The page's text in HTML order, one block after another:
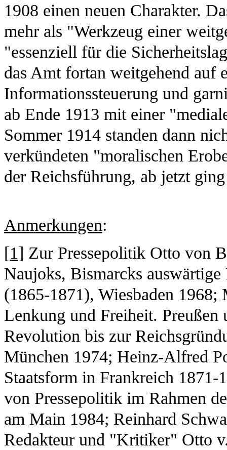
1908 einen neuen Charakter.
mehr als "Werkzeug einer
"essenziell für die
das Amt fortan weitgehend auf
Informationssteuerung und
ab Ende 1913 mit einer
Sommer 1914 standen dann
verkündeten "moralischen
der Reichsführung, ab jetzt
Anmerkungen:
[1] Zur Pressepolitik Otto von
Naujoks, Bismarcks
(1865-1871), Wiesbaden 1968;
Lenkung und Freiheit.
Revolution bis zur
München 1974; Heinz-Alfred
Staatsform in Frankreich 1871-
von Pressepolitik im Rahmen
am Main 1984; Reinhard
Redakteur und "Kritiker" Otto